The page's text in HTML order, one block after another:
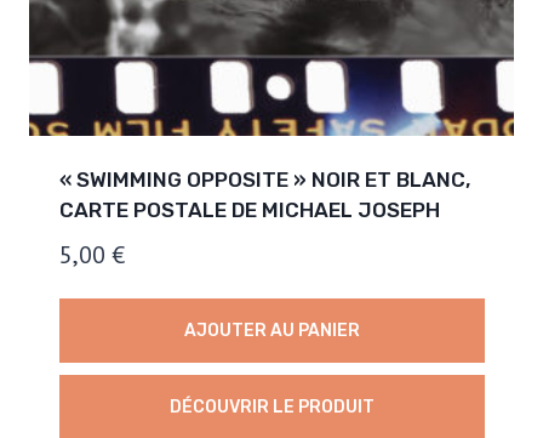
« SWIMMING OPPOSITE » NOIR ET BLANC,
CARTE POSTALE DE MICHAEL JOSEPH
5,00 €
AJOUTER AU PANIER
DÉCOUVRIR LE PRODUIT